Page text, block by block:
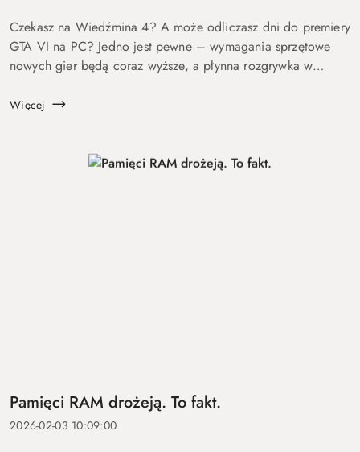
Czekasz na Wiedźmina 4? A może odliczasz dni do premiery
GTA VI na PC? Jedno jest pewne – wymagania sprzętowe
nowych gier będą coraz wyższe, a płynna rozgrywka w
wydajnego komputera. Nie warto czekać...
Więcej
Pamięci RAM drożeją. To fakt.
2026-02-03 10:09:00